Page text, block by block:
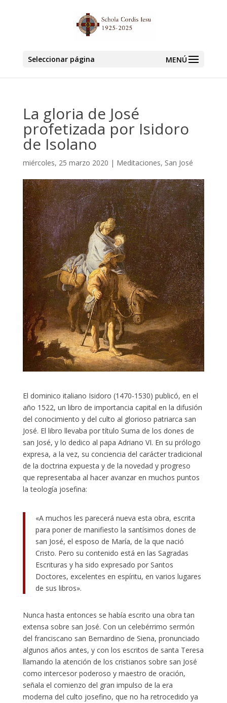
Seleccionar página
La gloria de José
profetizada por Isidoro
de Isolano
miércoles, 25 marzo 2020 | Meditaciones, San José
El dominico italiano Isidoro (1470-1530) publicó, en el
año 1522, un libro de importancia capital en la difusión
del conocimiento y del culto al glorioso patriarca san
José. El libro llevaba por título Suma de los dones de
san José, y lo dedico al papa Adriano VI. En su prólogo
expresa, a la vez, su conciencia del carácter tradicional
de la doctrina expuesta y de la novedad y progreso
que representaba al hacer avanzar en muchos puntos
la teología josefina:
«A muchos les parecerá nueva esta obra, escrita
para poner de manifiesto la santísimos dones de
san José, el esposo de María, de la que nació
Cristo. Pero su contenido está en las Sagradas
Escrituras y ha sido expresado por Santos
Doctores, excelentes en espíritu, en varios lugares
de sus libros».
Nunca hasta entonces se había escrito una obra tan
extensa sobre san José. Con un celebérrimo sermón
del franciscano san Bernardino de Siena, pronunciado
algunos años antes, y con los escritos de santa Teresa
llamando la atención de los cristianos sobre san José
como intercesor poderoso y maestro de oración,
señala el comienzo del gran impulso de la era
moderna del culto josefino, que no ha retrocedido ya